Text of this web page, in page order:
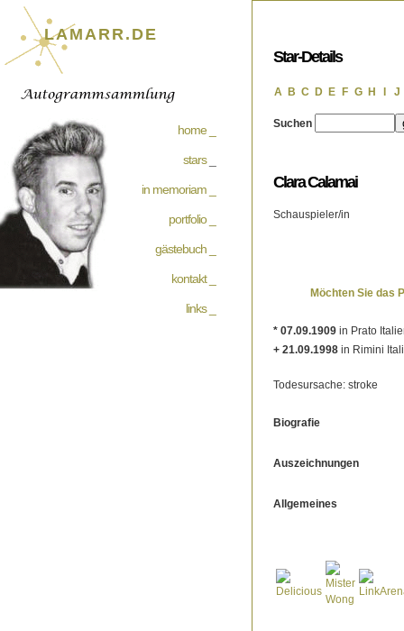
LAMARR.DE
home _
stars_
in memoriam _
portfolio _
gästebuch _
kontakt _
links _
Star-Details
A B C D E F G H J
Suchen
Clara Calamai
Schauspieler/in
Möchten Sie das
* 07.09.1909 in Prato
+ 21.09.1998 in Rimini
Todesursache: stroke
Biografie
Auszeichnungen
Allgemeines